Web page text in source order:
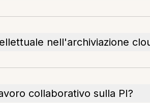
nell'archiviazione
collaborativo sulla PI?